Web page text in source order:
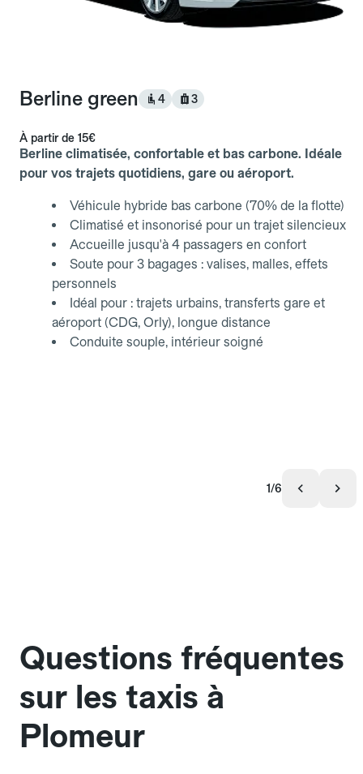
Berline green 4 3
À partir de 15€
Berline climatisée, confortable et bas carbone. Idéale
pour vos trajets quotidiens, gare ou aéroport.
Véhicule hybride bas carbone (70% de la flotte)
Climatisé et insonorisé pour un trajet silencieux
Accueille jusqu'à 4 passagers en confort
Soute pour 3 bagages : valises, malles, effets
personnels
Idéal pour : trajets urbains, transferts gare et
aéroport (CDG, Orly), longue distance
Conduite souple, intérieur soigné
1/6
Questions fréquentes
sur les taxis à
Plomeur